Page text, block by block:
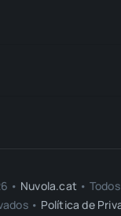
• Nuvola.cat •
• Política de